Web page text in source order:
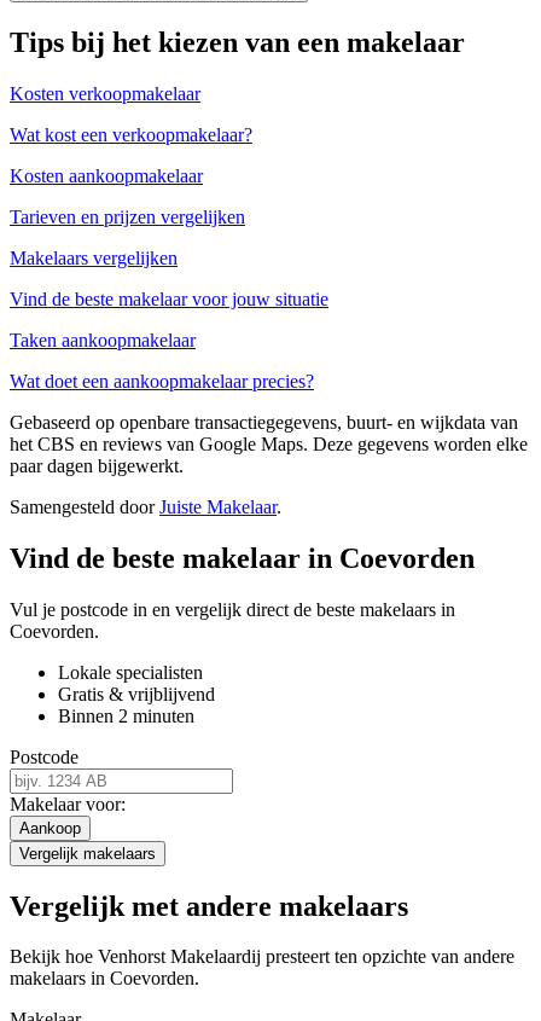
Tips bij het kiezen van een makelaar
Kosten verkoopmakelaar
Wat kost een verkoopmakelaar?
Kosten aankoopmakelaar
Tarieven en prijzen vergelijken
Makelaars vergelijken
Vind de beste makelaar voor jouw situatie
Taken aankoopmakelaar
Wat doet een aankoopmakelaar precies?
Gebaseerd op openbare transactiegegevens, buurt- en wijkdata van
het CBS en reviews van Google Maps. Deze gegevens worden elke
paar dagen bijgewerkt.
Samengesteld doorJuiste Makelaar.
Vind de beste makelaar in Coevorden
Vul je postcode in en vergelijk direct de beste makelaars in
Coevorden.
Lokale specialisten
Gratis & vrijblijvend
Binnen 2 minuten
Postcode
Makelaar voor:
Aankoop
Vergelijk makelaars
Vergelijk met andere makelaars
Bekijk hoe Venhorst Makelaardij presteert ten opzichte van andere
makelaars in Coevorden.